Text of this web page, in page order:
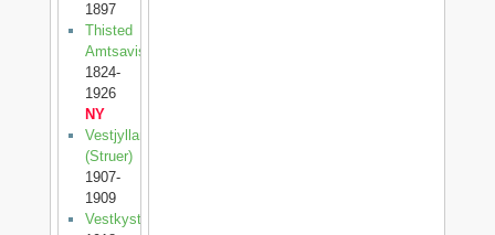
1897
Thisted
Amtsavis
1824-
1926
NY
Vestjylland
(Struer)
1907-
1909
Vestkysten